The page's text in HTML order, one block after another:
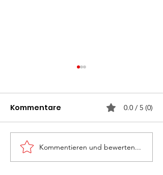
Monatsübung
„Personenrettung“ am
Kommentare 0.0 / 5 (0)
Kommentieren und bewerten...